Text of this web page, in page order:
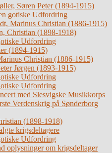
Søren Peter (1894-1915)
gotiske Udfordring
Marinus Christian (1886-1915)
Christian (1898-1918)
Udfordring
(1894-1915)
Christian (1886-1915)
Jørgen (1893-1915)
Udfordring
Udfordring
med Slesvigske Musikkorps
Verdenskrig på Sønderborg
(1898-1918)
krigsdeltagere
Udfordring
oplysninger om krigsdeltager